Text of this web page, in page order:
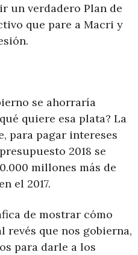
un verdadero Plan de
que pare a Macri y
se ahorraría
quiere esa plata? La
para pagar intereses
2018 se
millones más de
el 2017.
de mostrar cómo
revés que nos gobierna,
para darle a los